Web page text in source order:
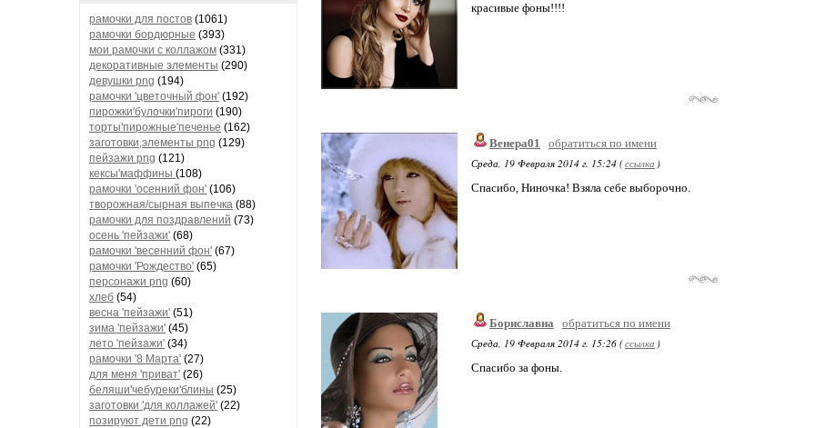
рамочки для постов (1061)
рамочки бордюрные (393)
мои рамочки с коллажом (331)
декоративные элементы (290)
девушки png (194)
рамочки 'цветочный фон' (192)
пирожки'булочки'пироги (190)
торты'пирожные'печенье (162)
заготовки,элементы png (129)
пейзажи png (121)
кексы'маффины (108)
рамочки 'осенний фон' (106)
творожная/сырная выпечка (88)
рамочки для поздравлений (73)
осень 'пейзажи' (68)
рамочки 'весенний фон' (67)
рамочки 'Рождество' (65)
персонажи png (60)
хлеб (54)
весна 'пейзажи' (51)
зима 'пейзажи' (45)
лето 'пейзажи' (34)
рамочки '8 Марта' (27)
для меня 'приват' (26)
беляши'чебуреки'блины (25)
заготовки 'для коллажей' (22)
позируют дети png (22)
красивые фоны!!!!
Венера01
обратиться по имени
Среда, 19 Февраля 2014 г. 15:24 (ссылка )
Спасибо, Ниночка! Взяла себе выборочно.
Бориславна
обратиться по имени
Среда, 19 Февраля 2014 г. 15:26 (ссылка )
Спасибо за фоны.